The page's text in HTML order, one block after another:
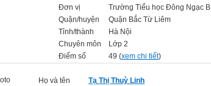
Đơn vị
Trường Tiểu học Đông Ngạc B
Quận/huyện
Quận Bắc Từ Liêm
Tỉnh/thành
Hà Nội
Chuyên môn
Lớp 2
Điểm số
49 (xem chi tiết)
Họ và tên
Tạ Thị Thuỳ Linh